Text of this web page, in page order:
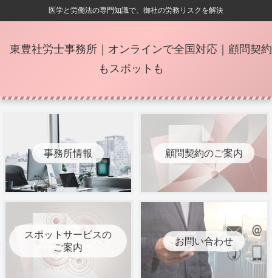
医学と労働法の専門知識で、御社の労務リスクを解決
東豊社労士事務所｜オンラインで全国対応｜顧問契約
もスポットも
事務所情報 顧問契約のご案内
スポットサービスの
ご案内
お問い合わせ